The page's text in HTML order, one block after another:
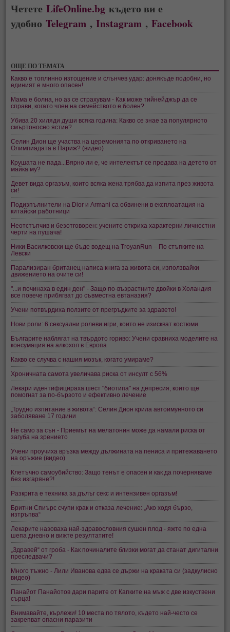
ЧететеLifeOnline.bg където ви е
удобноTelegram ,Instagram ,Facebook
ОЩЕ ПО ТЕМАТА
Какво е топлинно изтощение и слънчев удар: донякъде подобни, но
единият е много опасен!
Мама е болна, но аз се страхувам - Как може тийнейджър да се
справи, когато член на семейството e болeн?
Убива 20 хиляди души всяка година: Какво се знае за популярното
смъртоносно ястие?
Селин Дион ще участва на церемонията по откриването на
Олимпиадата в Париж? (видео)
Крушата не пада...Вярно ли е, че интелектът се предава на детето от
майка му?
Девет вида оргазъм, които всяка жена трябва да изпита през живота
си!
Подизпълнители на Dior и Armani са обвинени в експлоатация на
китайски работници
Неотстъпчив и безотговорен: учените откриха характерни личностни
черти на пушача!
Ники Василковски ще бъде водещ на TroyanRun – По стъпките на
Левски
Парализиран британец написа книга за живота си, използвайки
движението на очите си!
"...и починаха в един ден" - Защо по-възрастните двойки в Холандия
все повече прибягват до съвместна евтаназия?
Учени потвърдиха ползите от прегръдките за здравето!
Нови роли: 6 сексуални ролеви игри, които не изискват костюми
Българите наблягат на твърдото гориво: Учени сравниха моделите на
консумация на алкохол в Европа
Какво се случва с нашия мозък, когато умираме?
Хроничната самота увеличава риска от инсулт с 56%
Лекари идентифицираха шест "биотипа" на депресия, които ще
помогнат за по-бързото и ефективно лечение
„Трудно изпитание в живота“: Селин Дион крила автоимунното си
заболяване 17 години
Не само за сън - Приемът на мелатонин може да намали риска от
загуба на зрението
Учени проучиха връзка между дължината на пениса и притежаването
на оръжие (видео)
Клетъчно самоубийство: Защо тенът е опасен и как да почерняваме
без изгаряне?!
Разкрита е техника за дълъг секс и интензивен оргазъм!
Бритни Спиърс счупи крак и отказа лечение: „Ако ходя бързо,
изтръпва“
Лекарите назоваха най-здравословния сушен плод - яжте по една
шепа дневно и вижте резултатите!
„Здравей“ от гроба - Как починалите близки могат да станат дигитални
преследвачи?
Много тъжно - Лили Иванова едва се държи на краката си (задкулисно
видео)
Панайот Панайотов дари парите от Капките на мъж с две изкуствени
сърца!
Внимавайте, кърлежи! 10 места по тялото, където най-често се
закрепват опасни паразити